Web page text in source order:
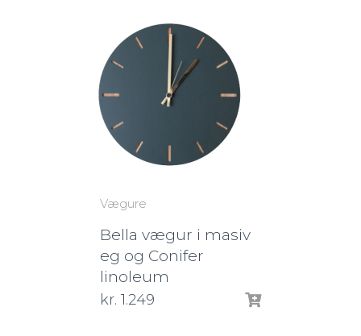
Vægure
Bella vægur i masiv
eg og Conifer
linoleum
kr. 1.249